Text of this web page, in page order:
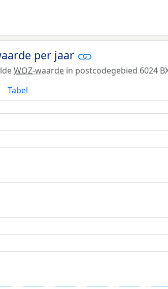
per jaar
WOZ-waarde in postcodegebied 6024
Tabel